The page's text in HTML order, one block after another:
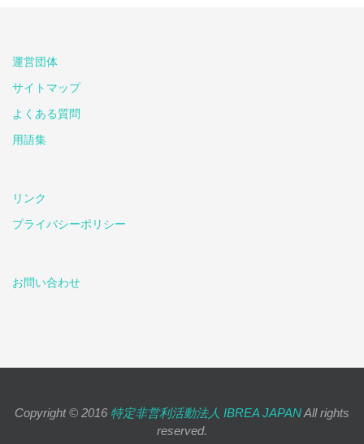
運営団体
サイトマップ
よくある質問
用語集
リンク
プライバシーポリシー
お問い合わせ
Copyright © 2016 特定非営利活動法人 IBREA JAPANAll rights
reserved.